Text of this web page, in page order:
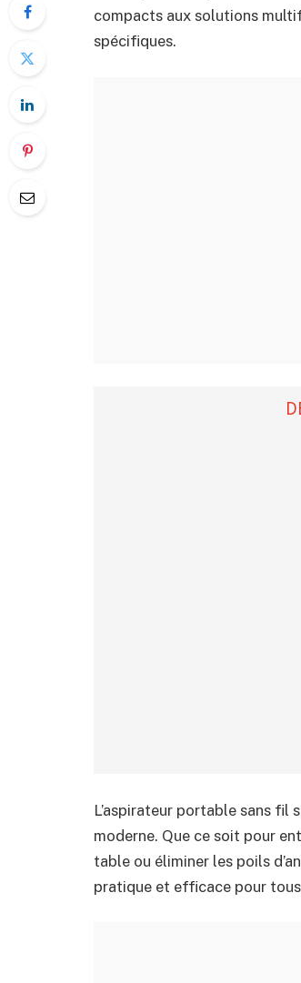
compacts aux solutions
spécifiques.
L’aspirateur portable sans fil
moderne. Que ce soit pour
table ou éliminer les poils
pratique et efficace pour